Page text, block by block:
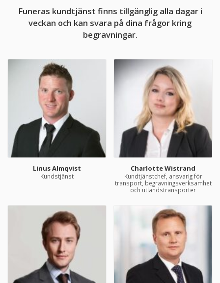
Funeras kundtjänst finns tillgänglig alla dagar i
veckan och kan svara på dina frågor kring
begravningar.
Linus Almqvist
Kundstjänst
Charlotte Wistrand
Kundtjänstchef, ansvarig för
transport, begravningsverksamhet
och utlandstransporter